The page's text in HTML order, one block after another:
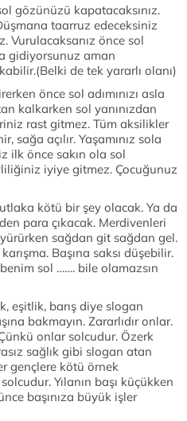
gözünüzü kapatacaksınız.
taarruz edeceksiniz
Vurulacaksanız önce sol
gidiyorsunuz aman
de tek yararlı olanı)
önce sol adımınızı asla
kalkarken sol yanınızdan
rast gitmez. Tüm aksilikler
sağa açılır. Yaşamınız sola
ilk önce sakın ola sol
iyiye gitmez. Çocuğunuz
kötü bir şey olacak. Ya da
para çıkacak. Merdivenleri
sağdan git sağdan gel.
Başına saksı düşebilir.
sol ……. bile olamazsın
eşitlik, barış diye slogan
bakmayın. Zararlıdır onlar.
onlar solcudur. Özerk
sağlık gibi slogan atan
gençlere kötü örnek
Yılanın başı küçükken
başınıza büyük işler